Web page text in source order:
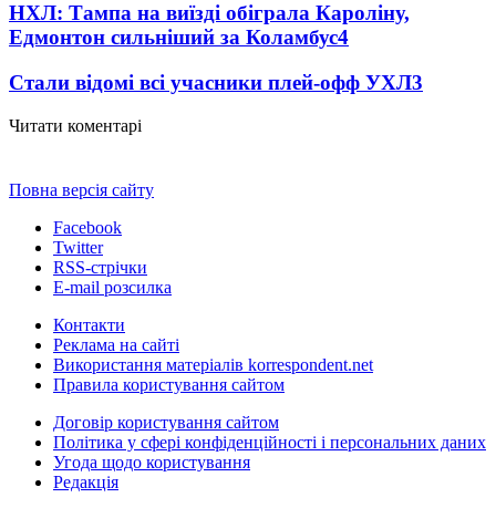
НХЛ: Тампа на виїзді обіграла Кароліну,
Едмонтон сильніший за Коламбус4
Стали відомі всі учасники плей-офф УХЛ3
Читати коментарі
Повна версія сайту
Facebook
Twitter
RSS-стрічки
E-mail розсилка
Контакти
Реклама на сайті
Використання матеріалів korrespondent.net
Правила користування сайтом
Договір користування сайтом
Політика у сфері конфіденційності і персональних даних
Угода щодо користування
Редакція